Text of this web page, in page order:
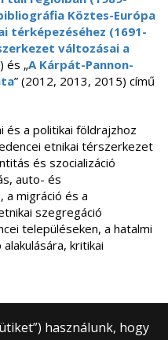
Köztes-Európa
térképezéséhez (1691-
változásai a
és „A Kárpát-Pannon-
” (2012, 2013, 2015) című
és a politikai földrajzhoz
etnikai térszerkezet
és szocializáció
auto- és
a migráció és a
szegregáció
településeken, a hatalmi
kritikai
használunk, hogy